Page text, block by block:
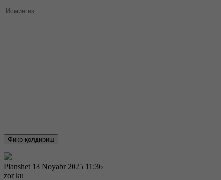
Фикр қолдириш
Planshet 18 Noyabr 2025 11:36
zor ku